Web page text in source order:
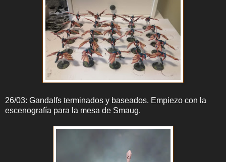
26/03: Gandalfs terminados y baseados. Empiezo con la
escenografía para la mesa de Smaug.